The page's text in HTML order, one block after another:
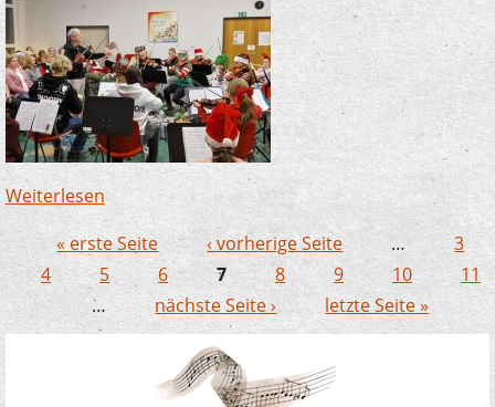
Weiterlesen über Danke, lieber Nikolaus - das war toll !
Seiten
« erste Seite ‹ vorherige Seite …
3
4
5 6 7 8 9 10
11
…
nächste Seite › letzte Seite »